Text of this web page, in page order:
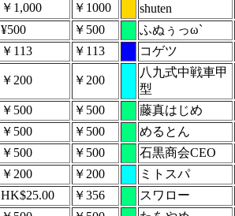
￥1,000 ￥1000 shuten
¥500 ￥500 ふぬぅっω`
￥113 ￥113 コゲツ
￥200 ￥200
八九式中戦車甲
型
￥500 ￥500 藤真はじめ
￥500 ￥500 めるとん
￥500 ￥500 石黒商会CEO
￥200 ￥200 ミトスパ
HK$25.00 ￥356 スワロー